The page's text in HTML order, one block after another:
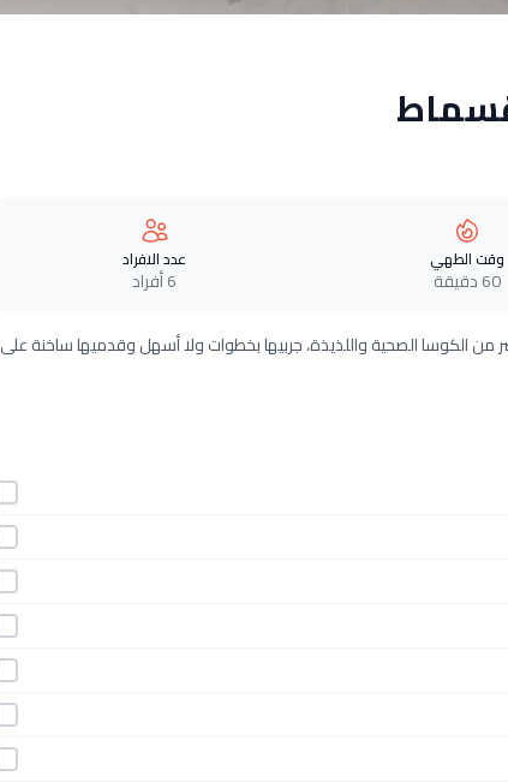
وقت الطهي
60 دقيقة
عدد الافراد
6 أفراد
الصحية واللذيذة، جربيها بخطوات ولا أسهل وقدميها ساخنة على